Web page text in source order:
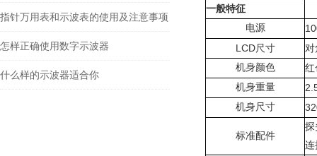
指针万用表和示波表的使用及注意事项
怎样正确使用数字示波器
什么样的示波器适合你
一般特征
电源
LCD尺寸
对
机身颜色
红
机身重量
机身尺寸
标准配件
探
连